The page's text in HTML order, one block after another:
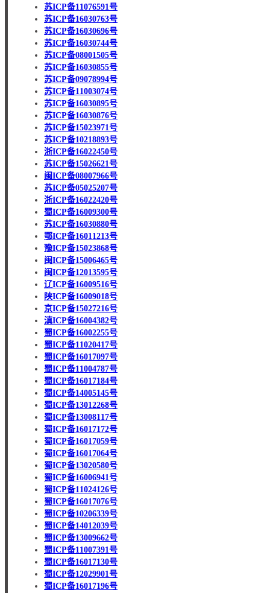
苏ICP备11076591号
苏ICP备16030763号
苏ICP备16030696号
苏ICP备16030744号
苏ICP备08001505号
苏ICP备16030855号
苏ICP备09078994号
苏ICP备11003074号
苏ICP备16030895号
苏ICP备16030876号
苏ICP备15023971号
苏ICP备10218893号
浙ICP备16022450号
苏ICP备15026621号
闽ICP备08007966号
苏ICP备05025207号
浙ICP备16022420号
蜀ICP备16009300号
苏ICP备16030880号
鄂ICP备16011213号
豫ICP备15023868号
闽ICP备15006465号
闽ICP备12013595号
辽ICP备16009516号
陕ICP备16009018号
京ICP备15027216号
滇ICP备16004382号
蜀ICP备16002255号
蜀ICP备11020417号
蜀ICP备16017097号
蜀ICP备11004787号
蜀ICP备16017184号
蜀ICP备14005145号
蜀ICP备13012268号
蜀ICP备13008117号
蜀ICP备16017172号
蜀ICP备16017059号
蜀ICP备16017064号
蜀ICP备13020580号
蜀ICP备16006941号
蜀ICP备11024126号
蜀ICP备16017076号
蜀ICP备10206339号
蜀ICP备14012039号
蜀ICP备13009662号
蜀ICP备11007391号
蜀ICP备16017130号
蜀ICP备12029901号
蜀ICP备16017196号